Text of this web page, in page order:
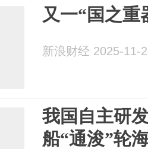
又一“国之重
新浪财经 2025-11-
我国自主研
船“通浚”轮